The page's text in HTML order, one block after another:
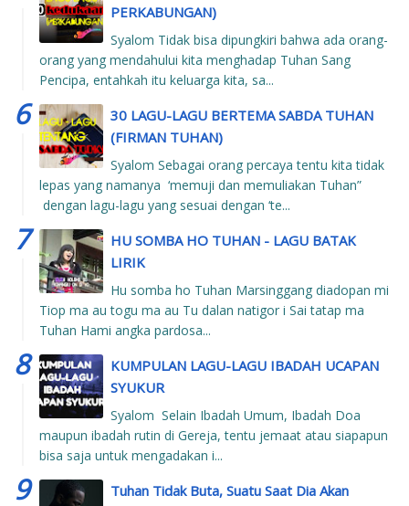
PERKABUNGAN)
Syalom Tidak bisa dipungkiri bahwa ada orang-
orang yang mendahului kita menghadap Tuhan Sang
Pencipa, entahkah itu keluarga kita, sa...
30 LAGU-LAGU BERTEMA SABDA TUHAN
(FIRMAN TUHAN)
Syalom Sebagai orang percaya tentu kita tidak
lepas yang namanya ‘memuji dan memuliakan Tuhan”
dengan lagu-lagu yang sesuai dengan ‘te...
HU SOMBA HO TUHAN - LAGU BATAK
LIRIK
Hu somba ho Tuhan Marsinggang diadopan mi
Tiop ma au togu ma au Tu dalan natigor i Sai tatap ma
Tuhan Hami angka pardosa...
KUMPULAN LAGU-LAGU IBADAH UCAPAN
SYUKUR
Syalom Selain Ibadah Umum, Ibadah Doa
maupun ibadah rutin di Gereja, tentu jemaat atau siapapun
bisa saja untuk mengadakan i...
Tuhan Tidak Buta, Suatu Saat Dia Akan